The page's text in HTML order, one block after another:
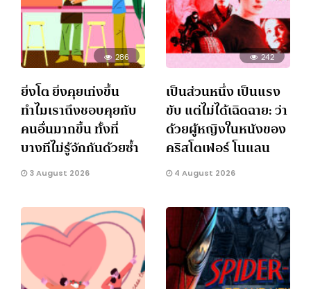
286
ยิ่งโต ยิ่งคุยเก่งขึ้น
ทำไมเราถึงชอบคุยกับ
คนอื่นมากขึ้น ทั้งที่
บางทีไม่รู้จักกันด้วยซ้ำ
3 August 2026
242
เป็นส่วนหนึ่ง เป็นแรง
ขับ แต่ไม่ได้เฉิดฉาย: ว่า
ด้วยผู้หญิงในหนังของ
คริสโตเฟอร์ โนแลน
4 August 2026